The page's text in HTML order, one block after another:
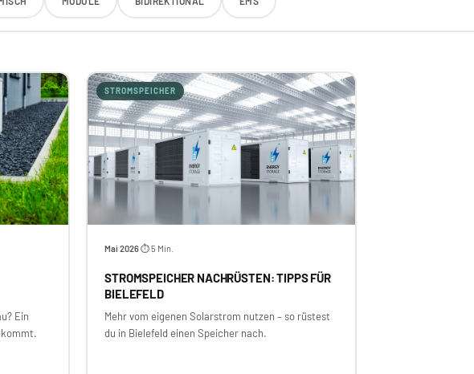
Ein
STROMSPEICHER
Mai 2026·⏱ 5 Min.
STROMSPEICHER NACHRÜSTEN: TIPPS FÜR
BIELEFELD
Mehr vom eigenen Solarstrom nutzen – so rüstest
du in Bielefeld einen Speicher nach.